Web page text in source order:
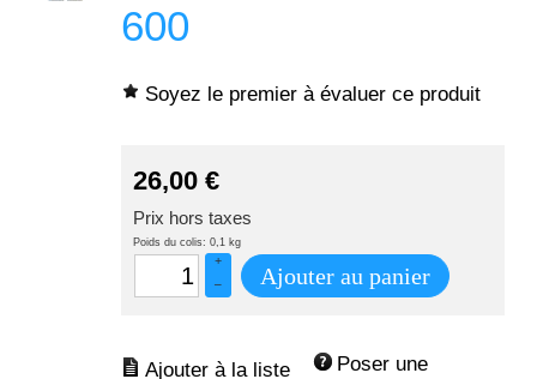
600
Soyez le premier à évaluer ce produit
26,00 €
Prix hors taxes
Poids du colis: 0,1 kg
+
–
Ajouter au panier
Poser une